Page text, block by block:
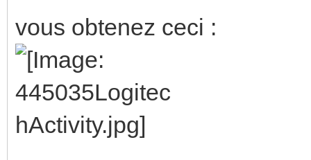
vous obtenez ceci :